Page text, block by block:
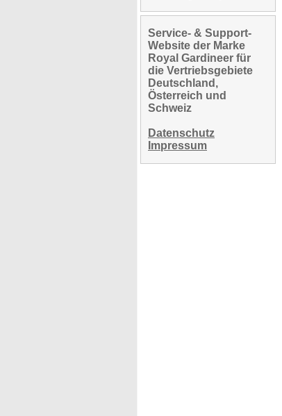
Service- & Support-
Website der Marke
Royal Gardineer für
die Vertriebsgebiete
Deutschland,
Österreich und
Schweiz
Datenschutz
Impressum